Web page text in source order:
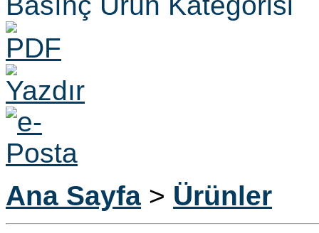
Ana Sayfa > Ürünler